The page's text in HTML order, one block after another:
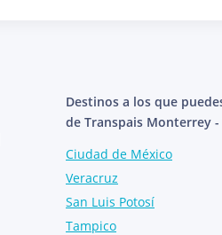
Destinos a los que
de Transpais Monterrey
Ciudad de México
Veracruz
San Luis Potosí
Tampico